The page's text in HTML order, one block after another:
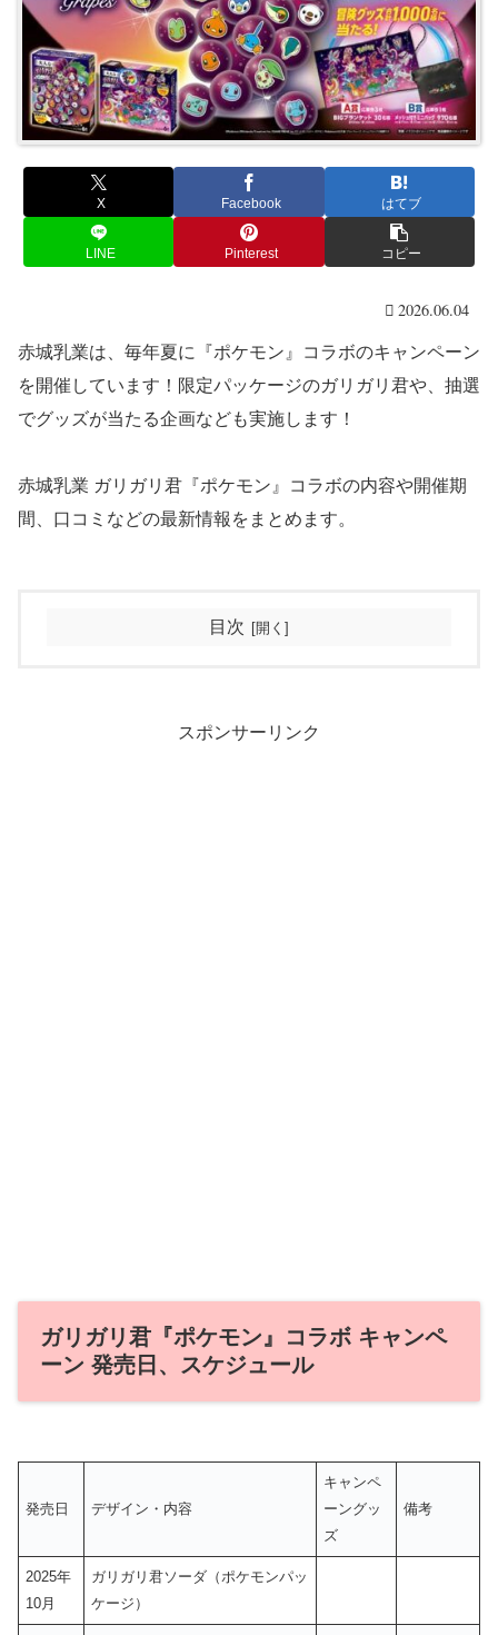
X Facebook はてブ
LINE Pinterest コピー
2026.06.04
赤城乳業は、毎年夏に『ポケモン』コラボのキャンペーン
を開催しています！限定パッケージのガリガリ君や、抽選
でグッズが当たる企画なども実施します！
赤城乳業 ガリガリ君『ポケモン』コラボの内容や開催期
間、口コミなどの最新情報をまとめます。
目次
スポンサーリンク
ガリガリ君『ポケモン』コラボ キャンペ
ーン 発売日、スケジュール
発売日 デザイン・内容
キャンペ
ーングッ
ズ
備考
2025年
10月
ガリガリ君ソーダ（ポケモンパッ
ケージ）